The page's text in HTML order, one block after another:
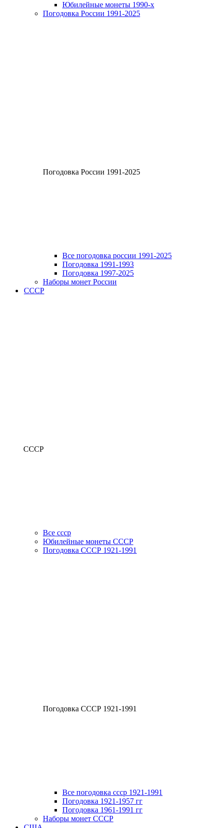
Юбилейные монеты 1990-х
Погодовка России 1991-2025
Погодовка России 1991-2025
Все погодовка россии 1991-2025
Погодовка 1991-1993
Погодовка 1997-2025
Наборы монет России
СССР
СССР
Все ссср
Юбилейные монеты СССР
Погодовка СССР 1921-1991
Погодовка СССР 1921-1991
Все погодовка ссср 1921-1991
Погодовка 1921-1957 гг
Погодовка 1961-1991 гг
Наборы монет СССР